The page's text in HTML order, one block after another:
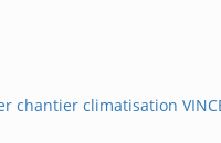
chantier climatisation